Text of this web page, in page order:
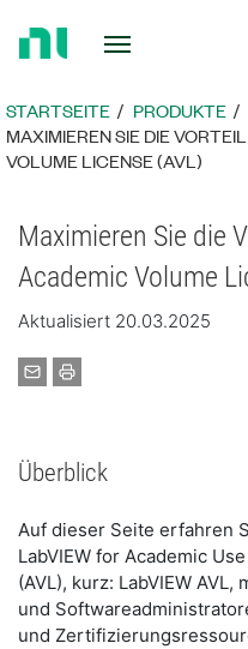
zur
STARTSEITE PRODUKTE
​MAXIMIEREN SIE DIE
VOLUME LICENSE (AVL)​
​Maximieren Sie die
Academic Volume
Aktualisiert 20.03.2025
Überblick
​​​Auf dieser Seite erfahren
LabVIEW for Academic
(AVL), kurz: LabVIEW
und
und